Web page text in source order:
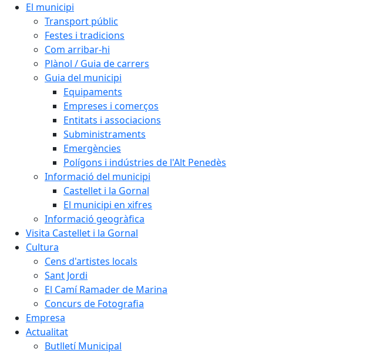
El municipi
Transport públic
Festes i tradicions
Com arribar-hi
Plànol / Guia de carrers
Guia del municipi
Equipaments
Empreses i comerços
Entitats i associacions
Subministraments
Emergències
Polígons i indústries de l'Alt Penedès
Informació del municipi
Castellet i la Gornal
El municipi en xifres
Informació geogràfica
Visita Castellet i la Gornal
Cultura
Cens d'artistes locals
Sant Jordi
El Camí Ramader de Marina
Concurs de Fotografia
Empresa
Actualitat
Butlletí Municipal